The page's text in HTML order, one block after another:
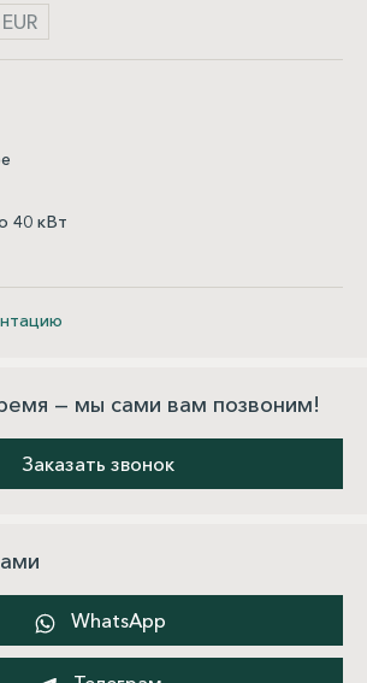
EUR
40 кВт
— мы сами вам позвоним!
Заказать звонок
WhatsApp